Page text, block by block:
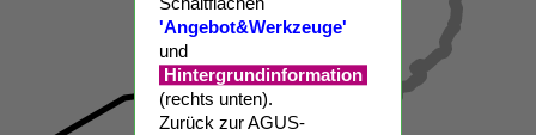
'Angebot&Werkzeuge'
und
Hintergrundinformation
(rechts unten).
Zurück zur AGUS-
K-
0099
K-
0142
K-
0143
K-
0144K-
K-
0214